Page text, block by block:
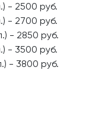
- 2500 pуб.
- 2700 pуб.
- 2850 руб.
- 3500 руб.
- 3800 руб.